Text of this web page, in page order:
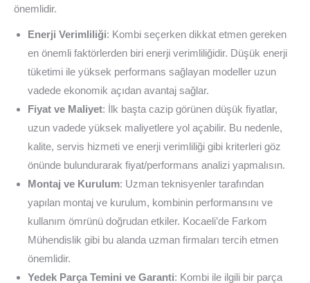
önemlidir.
Enerji Verimliliği: Kombi seçerken dikkat etmen gereken
en önemli faktörlerden biri enerji verimliliğidir. Düşük enerji
tüketimi ile yüksek performans sağlayan modeller uzun
vadede ekonomik açıdan avantaj sağlar.
Fiyat ve Maliyet: İlk başta cazip görünen düşük fiyatlar,
uzun vadede yüksek maliyetlere yol açabilir. Bu nedenle,
kalite, servis hizmeti ve enerji verimliliği gibi kriterleri göz
önünde bulundurarak fiyat/performans analizi yapmalısın.
Montaj ve Kurulum: Uzman teknisyenler tarafından
yapılan montaj ve kurulum, kombinin performansını ve
kullanım ömrünü doğrudan etkiler. Kocaeli’de Farkom
Mühendislik gibi bu alanda uzman firmaları tercih etmen
önemlidir.
Yedek Parça Temini ve Garanti: Kombi ile ilgili bir parça